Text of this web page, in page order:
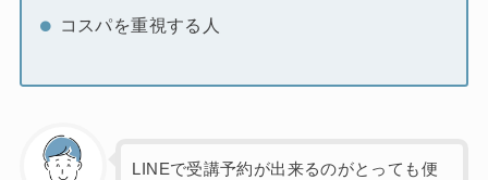
コスパを重視する人
LINEで受講予約が出来るのがとっても便